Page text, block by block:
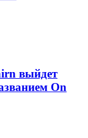
выйдет
On